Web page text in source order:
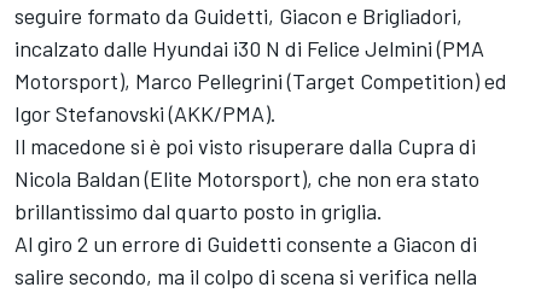
seguire formato da Guidetti, Giacon e Brigliadori,
incalzato dalle Hyundai i30 N di Felice Jelmini (PMA
Motorsport), Marco Pellegrini (Target Competition) ed
Igor Stefanovski (AKK/PMA).
Il macedone si è poi visto risuperare dalla Cupra di
Nicola Baldan (Elite Motorsport), che non era stato
brillantissimo dal quarto posto in griglia.
Al giro 2 un errore di Guidetti consente a Giacon di
salire secondo, ma il colpo di scena si verifica nella